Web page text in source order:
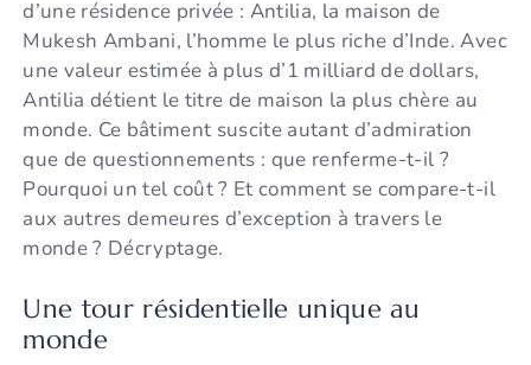
d’une résidence privée : Antilia, la maison de
Mukesh Ambani, l’homme le plus riche d’Inde. Avec
une valeur estimée à plus d’1 milliard de dollars,
Antilia détient le titre de maison la plus chère au
monde. Ce bâtiment suscite autant d’admiration
que de questionnements : que renferme-t-il ?
Pourquoi un tel coût ? Et comment se compare-t-il
aux autres demeures d’exception à travers le
monde ? Décryptage.
Une tour résidentielle unique au
monde